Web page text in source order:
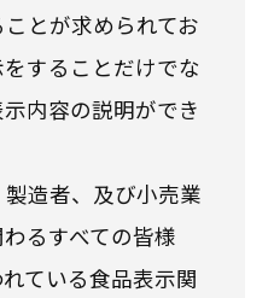
とが求められてお
することだけでな
内容の説明ができ
造者、及び小売業
るすべての皆様
ている食品表示関